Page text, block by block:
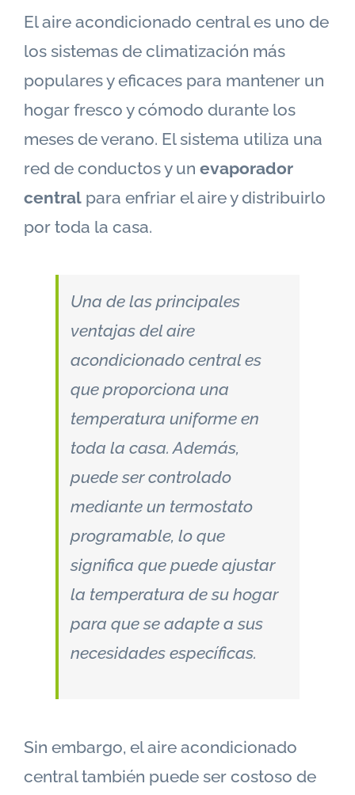
El aire acondicionado central es uno de
los sistemas de climatización más
populares y eficaces para mantener un
hogar fresco y cómodo durante los
meses de verano. El sistema utiliza una
red de conductos y un evaporador
central para enfriar el aire y distribuirlo
por toda la casa.
Una de las principales
ventajas del aire
acondicionado central es
que proporciona una
temperatura uniforme en
toda la casa. Además,
puede ser controlado
mediante un termostato
programable, lo que
significa que puede ajustar
la temperatura de su hogar
para que se adapte a sus
necesidades específicas.
Sin embargo, el aire acondicionado
central también puede ser costoso de